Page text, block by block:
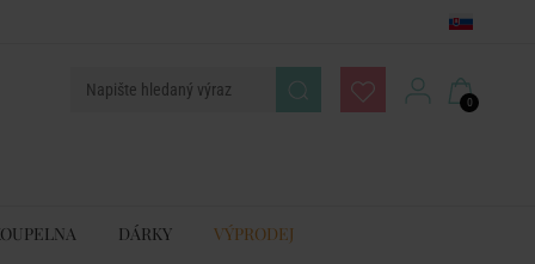
0
DÁRKY VÝPRODEJ